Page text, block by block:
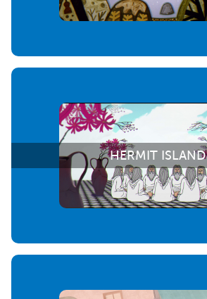
HERMIT ISLAND